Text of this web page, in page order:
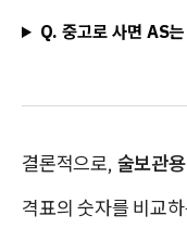
Q. 중고로 사면 AS
결론적으로, 술보관
격표의 숫자를 비교